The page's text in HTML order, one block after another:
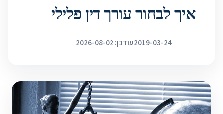
איך לבחור עורך דין פלילי
2019-03-24עודכן: 2026-08-02